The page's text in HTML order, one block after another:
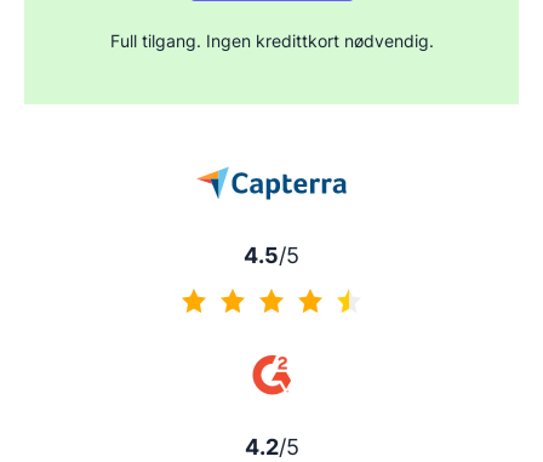
Full tilgang. Ingen kredittkort nødvendig.
4.5/5
4.2/5